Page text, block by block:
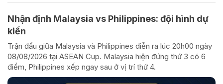
Nhận định Malaysia vs Philippines: đội hình dự
kiến
Trận đấu giữa Malaysia và Philippines diễn ra lúc 20h00 ngày
08/08/2026 tại ASEAN Cup. Malaysia hiện đứng thứ 3 có 6
điểm, Philippines xếp ngay sau ở vị trí thứ 4.